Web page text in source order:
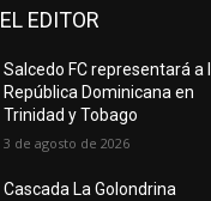
EDITOR
Salcedo FC representará a
República Dominicana en
Trinidad y Tobago
3 de agosto de 2026
Cascada La Golondrina